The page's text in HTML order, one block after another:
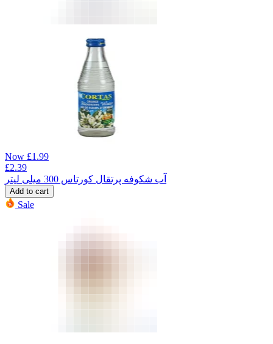
Now £1.99
£2.39
آب شکوفه پرتقال کورتاس 300 میلی لیتر
Add to cart
Sale